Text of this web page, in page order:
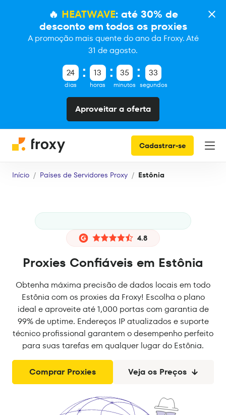
🔥 HEATWAVE: até 30% de
desconto em todos os proxies
A promoção mais quente do ano da Froxy. Até
31 de agosto.
24
dias
13
horas
35
minutos
32
segundos
Aproveitar a oferta
Cadastrar-se
Início Países de Servidores Proxy Estônia
4.8
Proxies Confiáveis em Estônia
Obtenha máxima precisão de dados locais em todo
Estônia com os proxies da Froxy! Escolha o plano
ideal e aproveite até 1,000 portas com garantia de
99% de uptime. Endereços IP atualizados e suporte
técnico profissional garantem o desempenho perfeito
para suas tarefas em qualquer lugar do Estônia.
Comprar Proxies Veja os Preços